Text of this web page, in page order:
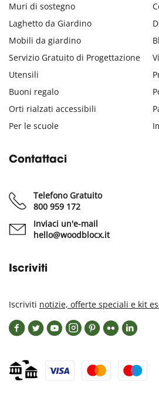
Muri di sostegno
Laghetto da Giardino
Mobili da giardino
Servizio Gratuito di Progettazione
Utensili
Buoni regalo
Orti rialzati accessibili
Per le scuole
Contattaci
Telefono Gratuito
800 959 172
Inviaci un'e-mail
hello@woodblocx.it
Iscriviti
Iscriviti notizie, offerte speciali e kit